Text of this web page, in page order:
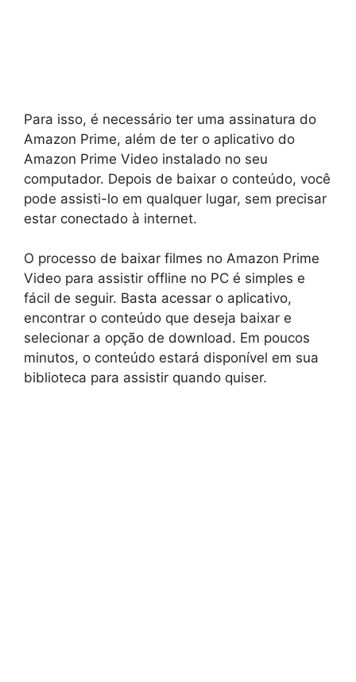
Para isso, é necessário ter uma assinatura do
Amazon Prime, além de ter o aplicativo do
Amazon Prime Video instalado no seu
computador. Depois de baixar o conteúdo, você
pode assisti-lo em qualquer lugar, sem precisar
estar conectado à internet.
O processo de baixar filmes no Amazon Prime
Video para assistir offline no PC é simples e
fácil de seguir. Basta acessar o aplicativo,
encontrar o conteúdo que deseja baixar e
selecionar a opção de download. Em poucos
minutos, o conteúdo estará disponível em sua
biblioteca para assistir quando quiser.